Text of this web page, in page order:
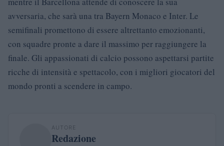
avversaria, che sarà una tra Bayern Monaco e Inter. Le
semifinali promettono di essere altrettanto emozionanti,
con squadre pronte a dare il massimo per raggiungere la
finale. Gli appassionati di calcio possono aspettarsi partite
ricche di intensità e spettacolo, con i migliori giocatori del
mondo pronti a scendere in campo.
AUTORE
Redazione